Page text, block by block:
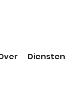
Diensten